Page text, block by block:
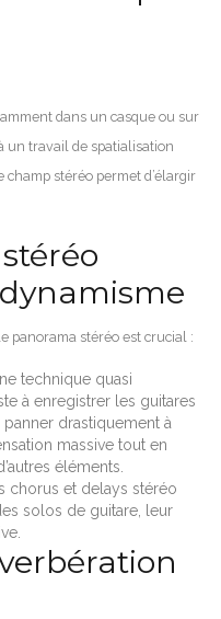
dans un casque ou sur
un travail de spatialisation
stéréo permet d’élargir
panorama stéréo est crucial :
technique quasi
à enregistrer les guitares
drastiquement à
massive tout en
éléments.
chorus et delays stéréo
solos de guitare, leur